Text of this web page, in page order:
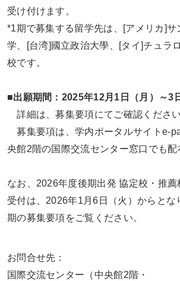
受け付けます。
*1期で募集する留学先は、 [アメリカ]サ
学、
[台湾] 國立政治大學、 [タイ]チュラ
校です。
■出願期間： 2025年12月 1 日（月）～3
詳細は、募集要項にてご確認ください
募集要項は、学内ポータルサイト e-
央館2階の国際交流センター窓口でも配
なお、 2026年度後期出発 協定校・推薦
受付は、 2026年1 月6 日（火）からとな
期の募集要項をご覧ください。
お問合せ先：
国際交流センター（中央館2階・